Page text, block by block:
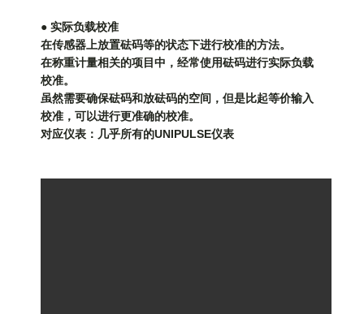
● 实际负载校准
在传感器上放置砝码等的状态下进行校准的方法。
在称重计量相关的项目中，经常使用砝码进行实际负载
校准。
虽然需要确保砝码和放砝码的空间，但是比起等价输入
校准，可以进行更准确的校准。
对应仪表：几乎所有的UNIPULSE仪表